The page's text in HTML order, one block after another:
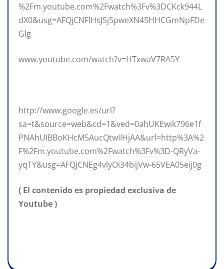
%2Fm.youtube.com%2Fwatch%3Fv%3DCKck944L
dX0&usg=AFQjCNFlHsJSj5pweXN45HHCGmNpFDe
Glg
www.youtube.com/watch?v=HTxwaV7RA5Y
http://www.google.es/url?
sa=t&source=web&cd=1&ved=0ahUKEwik796e1f
PNAhUIBBoKHcM5AucQtwIIHjAA&url=http%3A%2
F%2Fm.youtube.com%2Fwatch%3Fv%3D-QRyVa-
yqTY&usg=AFQjCNEg4vlyOi34bijVw-65VEA05eij0g
( El contenido es propiedad exclusiva de
Youtube )